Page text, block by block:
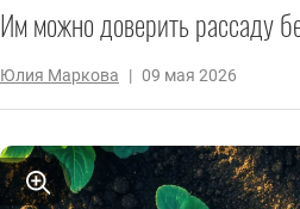
Им можно доверить рассаду
Юлия Маркова | 09 мая 2026